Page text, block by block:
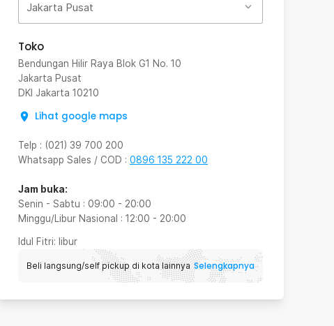
Jakarta Pusat
Toko
Bendungan Hilir Raya Blok G1 No. 10
Jakarta Pusat
DKI Jakarta 10210
Lihat google maps
Telp : (021) 39 700 200
Whatsapp Sales / COD : 0896 135 222 00
Jam buka:
Senin - Sabtu : 09:00 - 20:00
Minggu/Libur Nasional : 12:00 - 20:00
Idul Fitri: libur
Beli langsung/self pickup di kota lainnya Selengkapnya